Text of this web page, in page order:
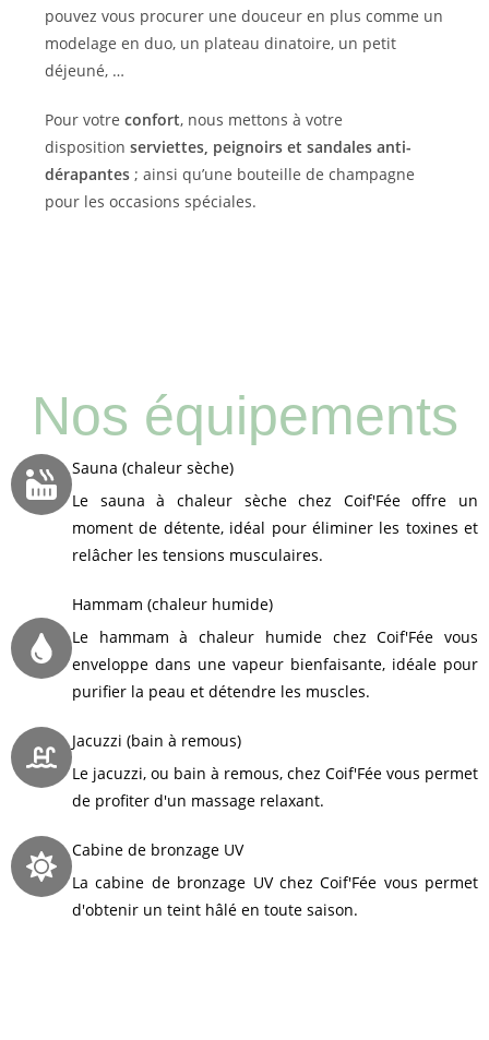
pouvez vous procurer une douceur en plus comme un
modelage en duo, un plateau dinatoire, un petit
déjeuné, …
Pour votre confort, nous mettons à votre
disposition serviettes, peignoirs et sandales anti-
dérapantes ; ainsi qu’une bouteille de champagne
pour les occasions spéciales.
Nos équipements
Sauna (chaleur sèche)
Le sauna à chaleur sèche chez Coif'Fée offre un
moment de détente, idéal pour éliminer les toxines et
relâcher les tensions musculaires.
Hammam (chaleur humide)
Le hammam à chaleur humide chez Coif'Fée vous
enveloppe dans une vapeur bienfaisante, idéale pour
purifier la peau et détendre les muscles.
Jacuzzi (bain à remous)
Le jacuzzi, ou bain à remous, chez Coif'Fée vous permet
de profiter d'un massage relaxant.
Cabine de bronzage UV
La cabine de bronzage UV chez Coif'Fée vous permet
d'obtenir un teint hâlé en toute saison.